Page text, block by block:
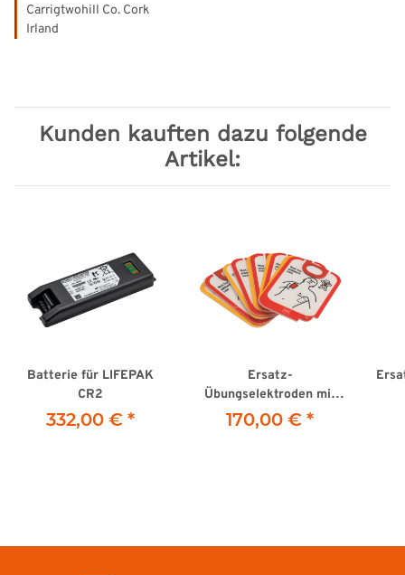
Carrigtwohill Co. Cork
Irland
Kunden kauften dazu folgende
Artikel:
Batterie für LIFEPAK
CR2
332,00 € *
Ersatz-
Übungselektroden mit
Drucksensor für
LIFEPAK CR2
170,00 € *